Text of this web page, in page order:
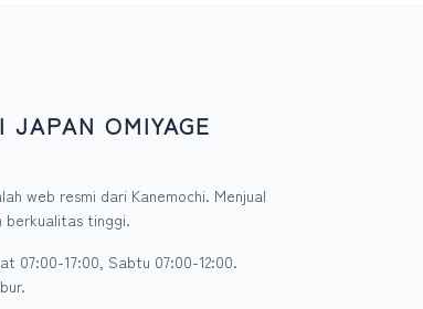
JAPAN OMIYAGE
web resmi dari Kanemochi. Menjual
berkualitas tinggi.
07:00-17:00, Sabtu 07:00-12:00.